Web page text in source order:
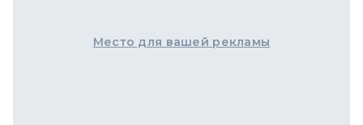
Место для вашей рекламы